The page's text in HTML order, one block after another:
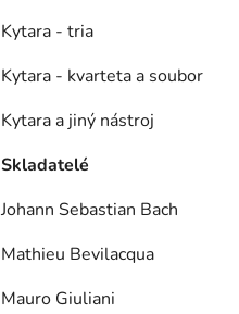
Kytara - tria
Kytara - kvarteta a soubor
Kytara a jiný nástroj
Skladatelé
Johann Sebastian Bach
Mathieu Bevilacqua
Mauro Giuliani